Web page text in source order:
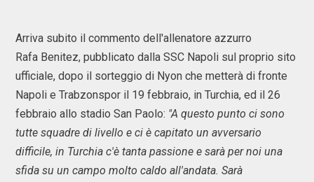
Arriva subito il commento dell'allenatore azzurro
Rafa Benitez, pubblicato dalla SSC Napoli sul proprio sito
ufficiale, dopo il sorteggio di Nyon che metterà di fronte
Napoli e Trabzonspor il 19 febbraio, in Turchia, ed il 26
febbraio allo stadio San Paolo: "A questo punto ci sono
tutte squadre di livello e ci è capitato un avversario
difficile, in Turchia c'è tanta passione e sarà per noi una
sfida su un campo molto caldo all'andata. Sarà